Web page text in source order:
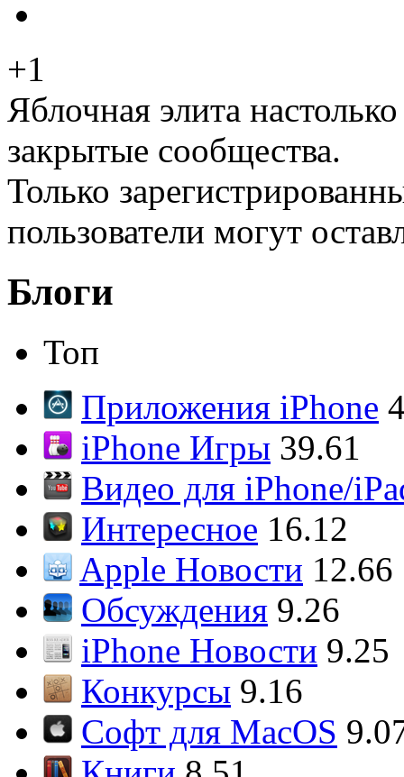
+1
Яблочная элита
закрытые сообщества.
Только
пользователи могут
Блоги
Топ
Приложения iPhone
iPhone Игры 39.61
Видео для iPhone/
Интересное 16.12
Apple Новости 12.66
Обсуждения 9.26
iPhone Новости 9.25
Конкурсы 9.16
Софт для MacOS